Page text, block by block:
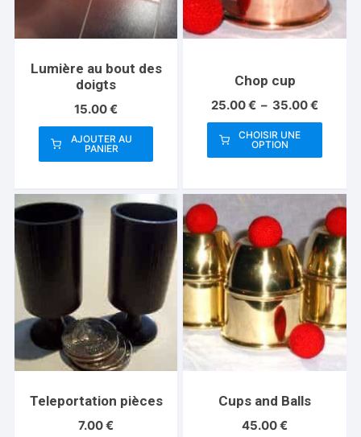
Lumière au bout des
doigts
15.00€
AJOUTER AU
PANIER
Chop cup
25.00€ – 35.00€Plage
de
à
CHOISIR UNE
OPTION
Ce
a
plusieurs
variations.
Les
options
peuvent
être
choisies
sur
du
produit
Teleportation pièces
7.00€
Cups and Balls
45.00€